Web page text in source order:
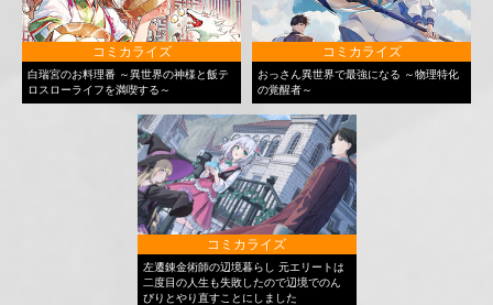
コミカライズ
白瑞宮のお料理番 ～異世界の神様と飯テ
ロスローライフを満喫する～
コミカライズ
おっさん異世界で最強になる ～物理特化
の覚醒者～
コミカライズ
左遷錬金術師の辺境暮らし 元エリートは
二度目の人生も失敗したので辺境でのん
びりとやり直すことにしました